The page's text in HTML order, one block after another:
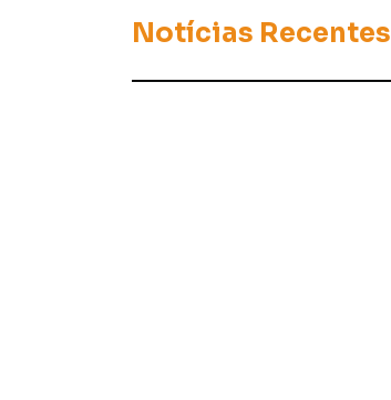
Notícias Recentes